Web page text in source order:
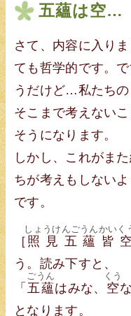
五蘊は空…
さて、内容に入り
ても哲学的です。
うだけど…私たち
そこまで考えない
そうになります。
しかし、これがま
ちが考えもしない
です。
［ 照見五蘊皆空
しょうけんごうんかいく
う。読み下すと、
「 五蘊
ごうん
はみな、 空
くう
となります。